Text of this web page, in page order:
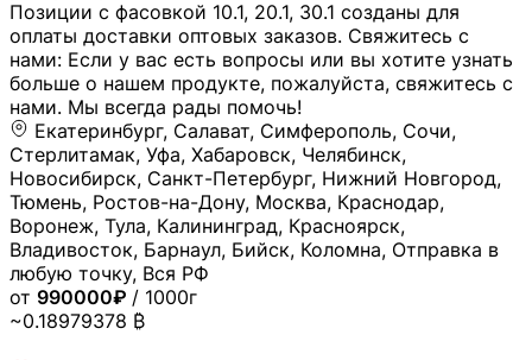
Позиции с фасовкой 10.1, 20.1, 30.1 созданы для
оплаты доставки оптовых заказов. Свяжитесь с
нами: Если у вас есть вопросы или вы хотите узнать
больше о нашем продукте, пожалуйста, свяжитесь с
нами. Мы всегда рады помочь!
Екатеринбург, Салават, Симферополь, Сочи,
Стерлитамак, Уфа, Хабаровск, Челябинск,
Новосибирск, Санкт-Петербург, Нижний Новгород,
Тюмень, Ростов-на-Дону, Москва, Краснодар,
Воронеж, Тула, Калининград, Красноярск,
Владивосток, Барнаул, Бийск, Коломна, Отправка в
любую точку, Вся РФ
от 990000₽ / 1000г
~0.18979378 ₿